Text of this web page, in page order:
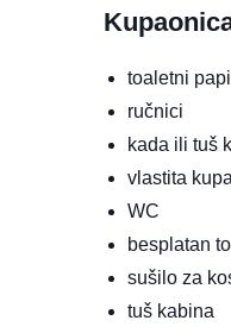
toaletni
ručnici
kada ili tuš
vlastita
WC
besplatan
sušilo za
tuš kabina